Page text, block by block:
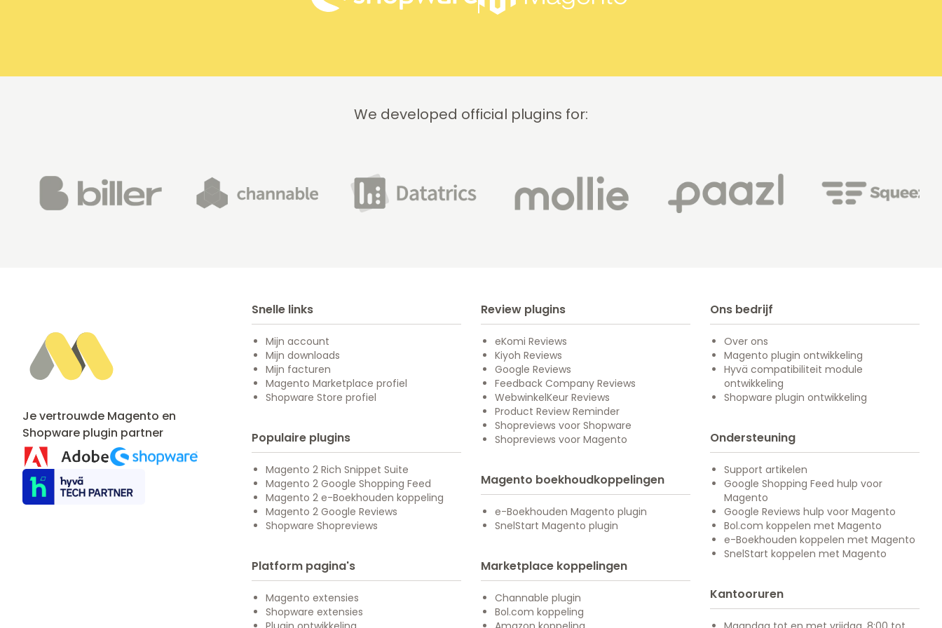
We developed official plugins for:
Je vertrouwde Magento en
Shopware plugin partner
Snelle links
Mijn account
Mijn downloads
Mijn facturen
Magento Marketplace profiel
Shopware Store profiel
Populaire plugins
Magento 2 Rich Snippet Suite
Magento 2 Google Shopping Feed
Magento 2 e-Boekhouden koppeling
Magento 2 Google Reviews
Shopware Shopreviews
Platform pagina's
Magento extensies
Shopware extensies
Review plugins
eKomi Reviews
Kiyoh Reviews
Google Reviews
Feedback Company Reviews
WebwinkelKeur Reviews
Product Review Reminder
Shopreviews voor Shopware
Shopreviews voor Magento
Magento boekhoudkoppelingen
e-Boekhouden Magento plugin
SnelStart Magento plugin
Marketplace koppelingen
Channable plugin
Bol.com koppeling
Ons bedrijf
Over ons
Magento plugin ontwikkeling
Hyvä compatibiliteit module
ontwikkeling
Shopware plugin ontwikkeling
Ondersteuning
Support artikelen
Google Shopping Feed hulp voor
Magento
Google Reviews hulp voor Magento
Bol.com koppelen met Magento
e-Boekhouden koppelen met Magento
SnelStart koppelen met Magento
Kantooruren